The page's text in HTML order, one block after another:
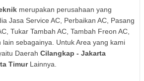
merupakan perusahaan yang
Jasa Service AC, Perbaikan AC, Pasang
Tukar Tambah AC, Tambah Freon AC,
lain sebagainya. Untuk Area yang kami
Daerah Cilangkap - Jakarta
TimurLainnya.